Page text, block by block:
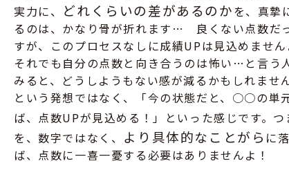
実力に、 どれくらいの差があるのかを、真摯
るのは、かなり骨が折れます… 良くない点数
すが、このプロセスなしに成績UPは見込めません
それでも自分の点数と向き合うのは怖い…と言う
みると、どうしようもない感が減るかもしれませ
という発想ではなく、「今の状態だと、○○の単
ば、点数UPが見込める！」といった感じです。つ
を、数字ではなく、 より具体的なことがら に
ば、点数に一喜一憂する必要はありませんよ！